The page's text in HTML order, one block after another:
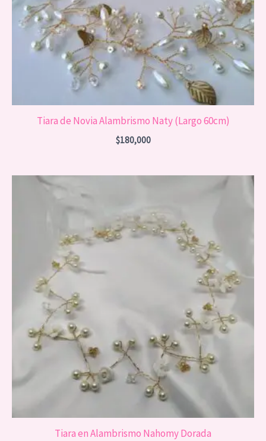
Tiara de Novia Alambrismo Naty (Largo 60cm)
$180,000
Tiara en Alambrismo Nahomy Dorada